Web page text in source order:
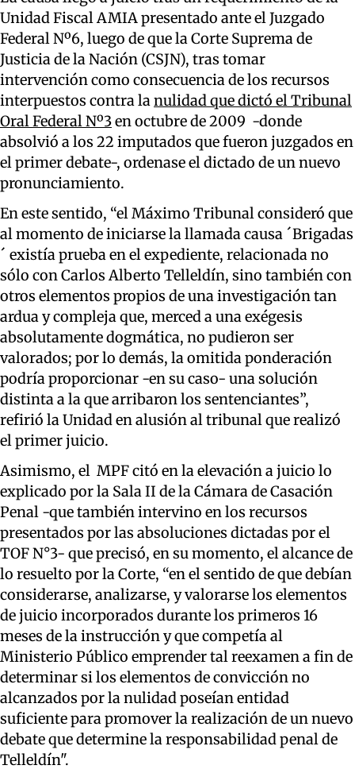
Unidad Fiscal AMIA presentado ante el Juzgado
Federal Nº6, luego de que la Corte Suprema de
Justicia de la Nación (CSJN), tras tomar
intervención como consecuencia de los recursos
interpuestos contra lanulidad que dictó el Tribunal
Oral Federal Nº3en octubre de 2009 -donde
absolvió a los 22 imputados que fueron juzgados en
el primer debate-, ordenase el dictado de un nuevo
pronunciamiento.
En este sentido, “el Máximo Tribunal consideró que
al momento de iniciarse la llamada causa ´Brigadas
´ existía prueba en el expediente, relacionada no
sólo con Carlos Alberto Telleldín, sino también con
otros elementos propios de una investigación tan
ardua y compleja que, merced a una exégesis
absolutamente dogmática, no pudieron ser
valorados; por lo demás, la omitida ponderación
podría proporcionar -en su caso- una solución
distinta a la que arribaron los sentenciantes”,
refirió la Unidad en alusión al tribunal que realizó
el primer juicio.
Asimismo, el MPF citó en la elevación a juicio lo
explicado por la Sala II de la Cámara de Casación
Penal -que también intervino en los recursos
presentados por las absoluciones dictadas por el
TOF N°3- que precisó, en su momento, el alcance de
lo resuelto por la Corte, “en el sentido de que debían
considerarse, analizarse, y valorarse los elementos
de juicio incorporados durante los primeros 16
meses de la instrucción y que competía al
Ministerio Público emprender tal reexamen a fin de
determinar si los elementos de convicción no
alcanzados por la nulidad poseían entidad
suficiente para promover la realización de un nuevo
debate que determine la responsabilidad penal de
Telleldín".